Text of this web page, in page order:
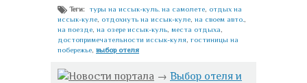
Теги: туры на иссык-куль. на самолете отдых на
иссык-куле отдохнуть на иссык-куле на своем авто.
на поезде на озере иссык-куль места отдыха
достопримечательности иссык-куля гостиницы на
побережье выбор отеля
Новости портала → Выбор отеля и